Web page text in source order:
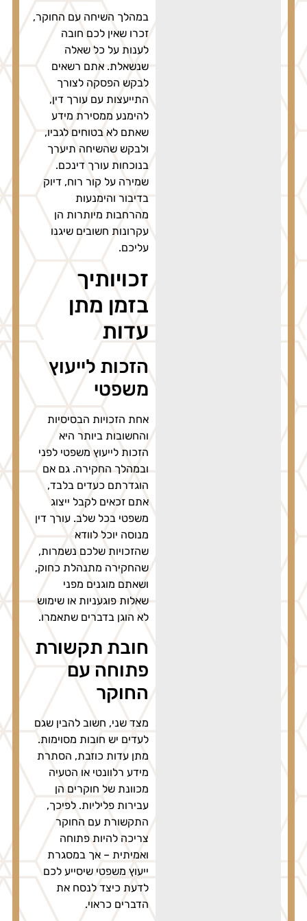
במהלך השיחה עם החוקר,
זכרו שאין לכם חובה
לענות על כל שאלה
שנשאלת. אתם רשאים
לבקש הפסקה לצורך
התייעצות עם עורך דין,
להימנע ממסירת מידע
שאתם לא בטוחים לגביו,
ולבקש שהשיחה תיערך
בנוכחות עורך דינכם.
שמירה על קור רוח, דיוק
בדיבור והימנעות
מהרחבות מיותרות הן
עקרונות חשובים שיגנו
זכויותיך
בזמן מתן
עדות
הזכות לייעוץ
משפטי
אחת הזכויות הבסיסיות
והחשובות ביותר היא
הזכות לייעוץ משפטי לפני
ובמהלך החקירה. גם אם
הוגדרתם כעדים בלבד,
אתם זכאים לקבל ייצוג
משפטי בכל שלב. עורך דין
מנוסה יוכל לוודא
שהזכויות שלכם נשמרות,
שהחקירה מתנהלת כחוק,
ושאתם מוגנים מפני
שאלות פוגעניות או שימוש
לא הוגן בדברים שתאמרו.
חובת תקשורת
פתוחה עם
החוקר
מצד שני, חשוב להבין שגם
לעדים יש חובות מסוימות.
מתן עדות כוזבת, הסתרת
מידע רלוונטי או הטעיה
מכוונת של חוקרים הן
עבירות פליליות. לפיכך,
התקשורת עם החוקר
צריכה להיות פתוחה
ואמיתית – אך במסגרת
ייעוץ משפטי שיסייע לכם
לדעת כיצד לנסח את
הדברים כראוי.